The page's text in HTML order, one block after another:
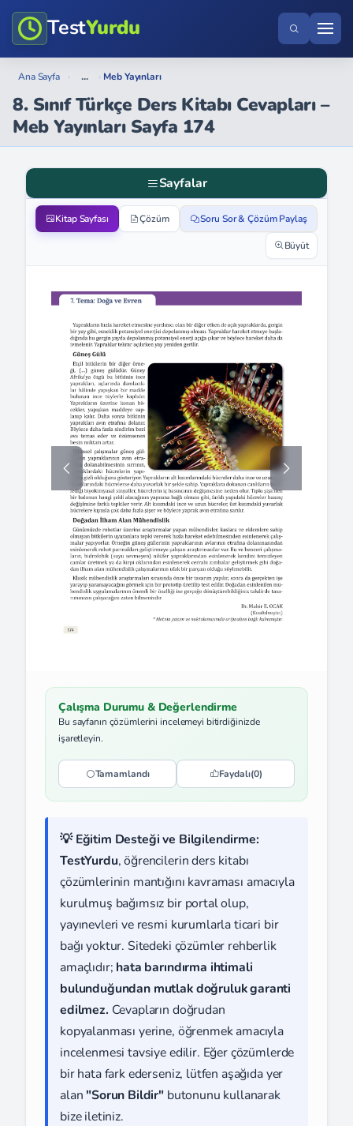
TestYurdu
Ana Sayfa › ... › Meb Yayınları
8. Sınıf Türkçe Ders Kitabı Cevapları –
Meb Yayınları Sayfa 174
Sayfalar
Kitap Sayfası Çözüm Soru Sor & Çözüm Paylaş
Büyüt
Çalışma Durumu & Değerlendirme
Bu sayfanın çözümlerini incelemeyi bitirdiğinizde
işaretleyin.
Tamamlandı Faydalı(0)
💡 Eğitim Desteği ve Bilgilendirme:
TestYurdu, öğrencilerin ders kitabı
çözümlerinin mantığını kavraması amacıyla
kurulmuş bağımsız bir portal olup,
yayınevleri ve resmi kurumlarla ticari bir
bağı yoktur. Sitedeki çözümler rehberlik
amaçlıdır; hata barındırma ihtimali
bulunduğundan mutlak doğruluk garanti
edilmez. Cevapların doğrudan
kopyalanması yerine, öğrenmek amacıyla
incelenmesi tavsiye edilir. Eğer çözümlerde
bir hata fark ederseniz, lütfen aşağıda yer
alan "Sorun Bildir" butonunu kullanarak
bize iletiniz.